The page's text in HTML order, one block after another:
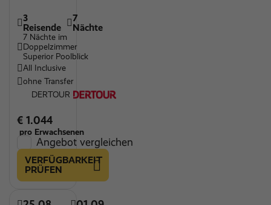
3
Reisende
7
Nächte
7 Nächte im
Doppelzimmer
Superior Poolblick
All Inclusive
ohne Transfer
DERTOUR
€ 1.044
pro Erwachsenen
Angebot vergleichen
VERFÜGBARKEIT
PRÜFEN